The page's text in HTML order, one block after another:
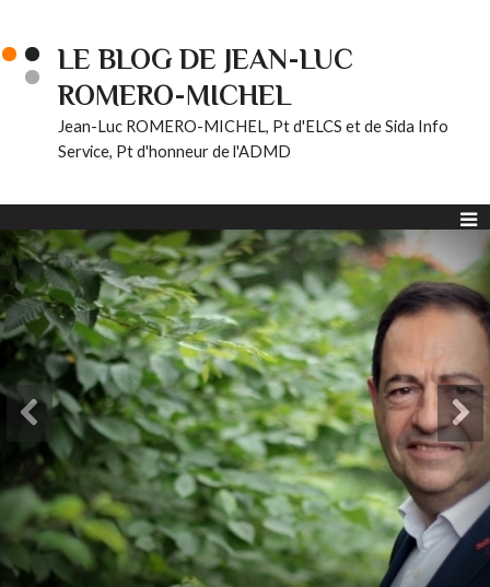
LE BLOG DE JEAN-LUC
ROMERO-MICHEL
Jean-Luc ROMERO-MICHEL, Pt d'ELCS et de Sida Info
Service, Pt d'honneur de l'ADMD